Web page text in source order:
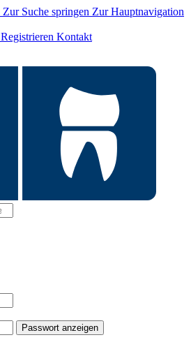
Zur Suche springen Zur Hauptnavigation
Registrieren Kontakt
Passwort anzeigen